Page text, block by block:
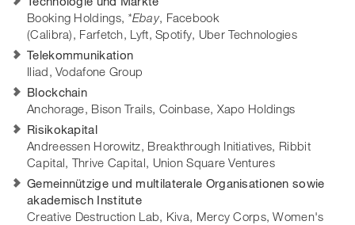
Booking Holdings, *Ebay, Facebook
(Calibra), Farfetch, Lyft, Spotify, Uber Technologies
Telekommunikation
Iliad, Vodafone Group
Blockchain
Anchorage, Bison Trails, Coinbase, Xapo Holdings
Risikokapital
Andreessen Horowitz, Breakthrough Initiatives, Ribbit
Capital, Thrive Capital, Union Square Ventures
Gemeinnützige und multilaterale Organisationen sowie
akademisch Institute
Creative Destruction Lab, Kiva, Mercy Corps, Women's